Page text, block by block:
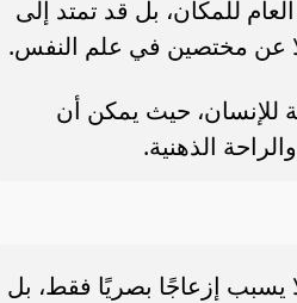
للمكان، بل قد تمتد إلى
عن مختصين في علم النفس.
للإنسان، حيث يمكن أن
الذهنية.
يسبب إزعاجًا بصريًا فقط، بل
يحذرون من وصفة منزلية قد...